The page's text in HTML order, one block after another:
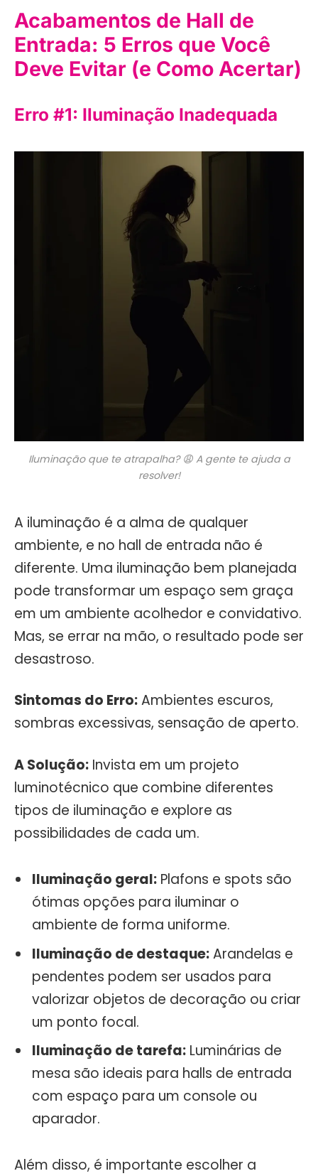
Acabamentos de Hall de
Entrada: 5 Erros que Você
Deve Evitar (e Como Acertar)
Erro #1: Iluminação Inadequada
Iluminação que te atrapalha? 😩 A gente te ajuda a
resolver!
A iluminação é a alma de qualquer
ambiente, e no hall de entrada não é
diferente. Uma iluminação bem planejada
pode transformar um espaço sem graça
em um ambiente acolhedor e convidativo.
Mas, se errar na mão, o resultado pode ser
desastroso.
Sintomas do Erro:Ambientes escuros,
sombras excessivas, sensação de aperto.
A Solução: Invista em um projeto
luminotécnico que combine diferentes
tipos de iluminação e explore as
possibilidades de cada um.
Iluminação geral: Plafons e spots são
ótimas opções para iluminar o
ambiente de forma uniforme.
Iluminação de destaque:Arandelas e
pendentes podem ser usados para
valorizar objetos de decoração ou criar
um ponto focal.
Iluminação de tarefa: Luminárias de
mesa são ideais para halls de entrada
com espaço para um console ou
aparador.
Além disso, é importante escolher a